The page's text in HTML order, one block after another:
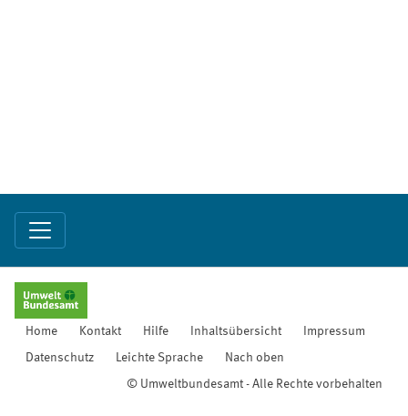
Home Kontakt Hilfe Inhaltsübersicht Impressum
Datenschutz Leichte Sprache Nach oben
© Umweltbundesamt - Alle Rechte vorbehalten